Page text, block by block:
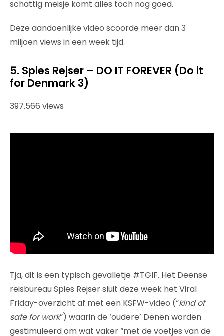
schattig meisje komt alles toch nog goed.
Deze aandoenlijke video scoorde meer dan 3
miljoen views in een week tijd.
5. Spies Rejser – DO IT FOREVER (Do it
for Denmark 3)
397.566 views
Tja, dit is een typisch gevalletje #TGIF. Het Deense
reisbureau Spies Rejser sluit deze week het Viral
Friday-overzicht af met een KSFW-video (“kind of
safe for work”) waarin de ‘oudere’ Denen worden
gestimuleerd om wat vaker “met de voetjes van de